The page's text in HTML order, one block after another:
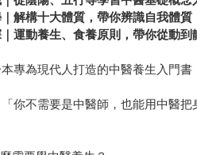
｜解構十大體質，帶你辨識自我體質
｜運動養生、食養原則，帶你從動到
專為現代人打造的中醫養生入門
不需要是中醫師，也能用中醫把